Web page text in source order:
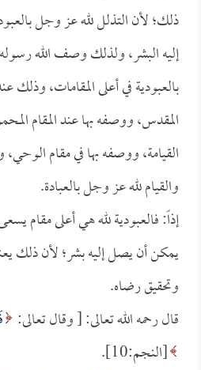
ذلك؛ لأن التذلل لله عز وجل
إليه البشر، ولذلك وصف الله
بالعبودية في أعلى المقامات، وذلك
المقدس، ووصفه بها عند المقام
القيامة، ووصفه بها في مقام
والقيام لله عز وجل بالعبادة.
إذاً: فالعبودية لله هي أعلى مقام
يمكن أن يصل إليه بشر؛ لأن ذلك
وتحقيق رضاه.
قال رحمه الله تعالى: [ وقال تعالى:
[النجم:10].